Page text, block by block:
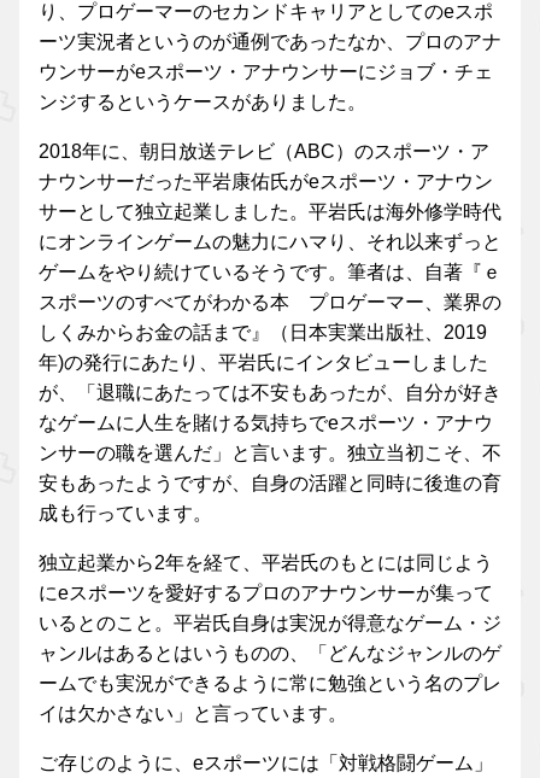
り、プロゲーマーのセカンドキャリアとしてのeスポ
ーツ実況者というのが通例であったなか、プロのアナ
ウンサーがeスポーツ・アナウンサーにジョブ・チェ
ンジするというケースがありました。
2018年に、朝日放送テレビ（ABC）のスポーツ・ア
ナウンサーだった平岩康佑氏がeスポーツ・アナウン
サーとして独立起業しました。平岩氏は海外修学時代
にオンラインゲームの魅力にハマり、それ以来ずっと
ゲームをやり続けているそうです。筆者は、自著『ｅ
スポーツのすべてがわかる本 プロゲーマー、業界の
しくみからお金の話まで』（日本実業出版社、2019
年)の発行にあたり、平岩氏にインタビューしました
が、「退職にあたっては不安もあったが、自分が好き
なゲームに人生を賭ける気持ちでeスポーツ・アナウ
ンサーの職を選んだ」と言います。独立当初こそ、不
安もあったようですが、自身の活躍と同時に後進の育
成も行っています。
独立起業から2年を経て、平岩氏のもとには同じよう
にeスポーツを愛好するプロのアナウンサーが集って
いるとのこと。平岩氏自身は実況が得意なゲーム・ジ
ャンルはあるとはいうものの、「どんなジャンルのゲ
ームでも実況ができるように常に勉強という名のプレ
イは欠かさない」と言っています。
ご存じのように、eスポーツには「対戦格闘ゲーム」